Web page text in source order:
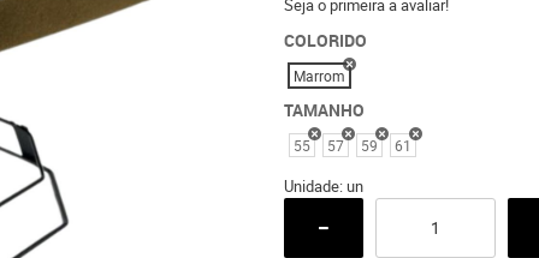
Seja o primeira a avaliar!
COLORIDO
Marrom
TAMANHO
55 57 59 61
Unidade: un